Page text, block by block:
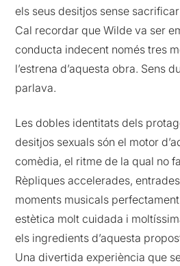
els seus desitjos sense
Cal recordar que Wilde va ser
conducta indecent només tres
l’estrena d’aquesta obra. Sens
parlava.
Les dobles identitats dels
desitjos sexuals són el motor
comèdia, el ritme de la qual no
Rèpliques accelerades,
moments musicals
estètica molt cuidada i
els ingredients d’aquesta
Una divertida experiència que